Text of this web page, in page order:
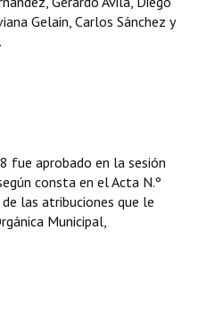
Gelain, Carlos Sánchez y
fue aprobado en la sesión
consta en el Acta N.º
las atribuciones que le
Municipal,